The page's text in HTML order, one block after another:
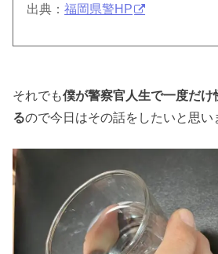
出典：福岡県警HP
それでも僕が警察官人生で一度だ
るので今日はその話をしたいと思い